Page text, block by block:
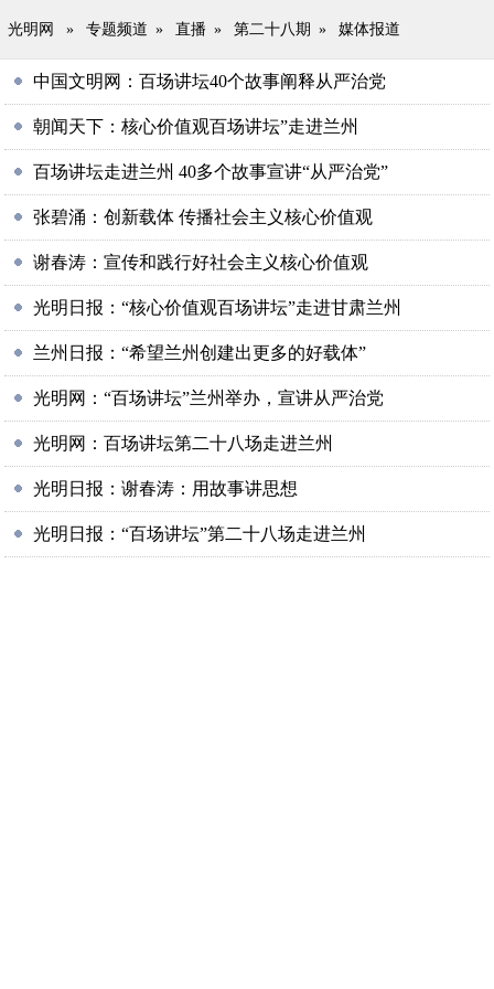
光明网 » 专题频道 » 直播 » 第二十八期 » 媒体报道
中国文明网：百场讲坛40个故事阐释从严治党
朝闻天下：核心价值观百场讲坛”走进兰州
百场讲坛走进兰州 40多个故事宣讲“从严治党”
张碧涌：创新载体 传播社会主义核心价值观
谢春涛：宣传和践行好社会主义核心价值观
光明日报：“核心价值观百场讲坛”走进甘肃兰州
兰州日报：“希望兰州创建出更多的好载体”
光明网：“百场讲坛”兰州举办，宣讲从严治党
光明网：百场讲坛第二十八场走进兰州
光明日报：谢春涛：用故事讲思想
光明日报：“百场讲坛”第二十八场走进兰州